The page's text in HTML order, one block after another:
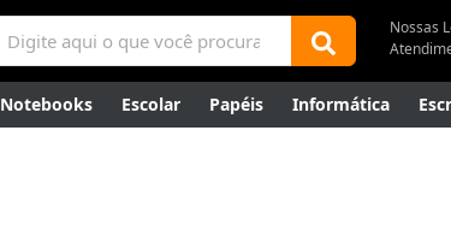
Nossas
Notebooks Escolar Papéis Informática